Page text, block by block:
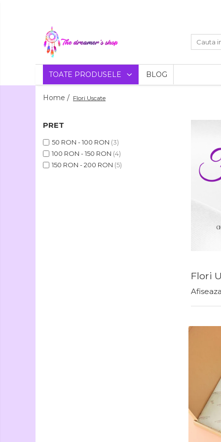
Toate Produsele
Dreamcatchers
Traditionale
Pentru masina
Decoratiuni
Aztece
Bratari
Bratari pentru EA
Bratari pentru EL
Coliere Aromaterapie
Parfumate
Flori
TOATE PRODUSELE BLOG
Home / Flori Uscate
Flori
PRET
50 RON - 100 RON (3)
100 RON - 150 RON (4)
150 RON - 200 RON (5)